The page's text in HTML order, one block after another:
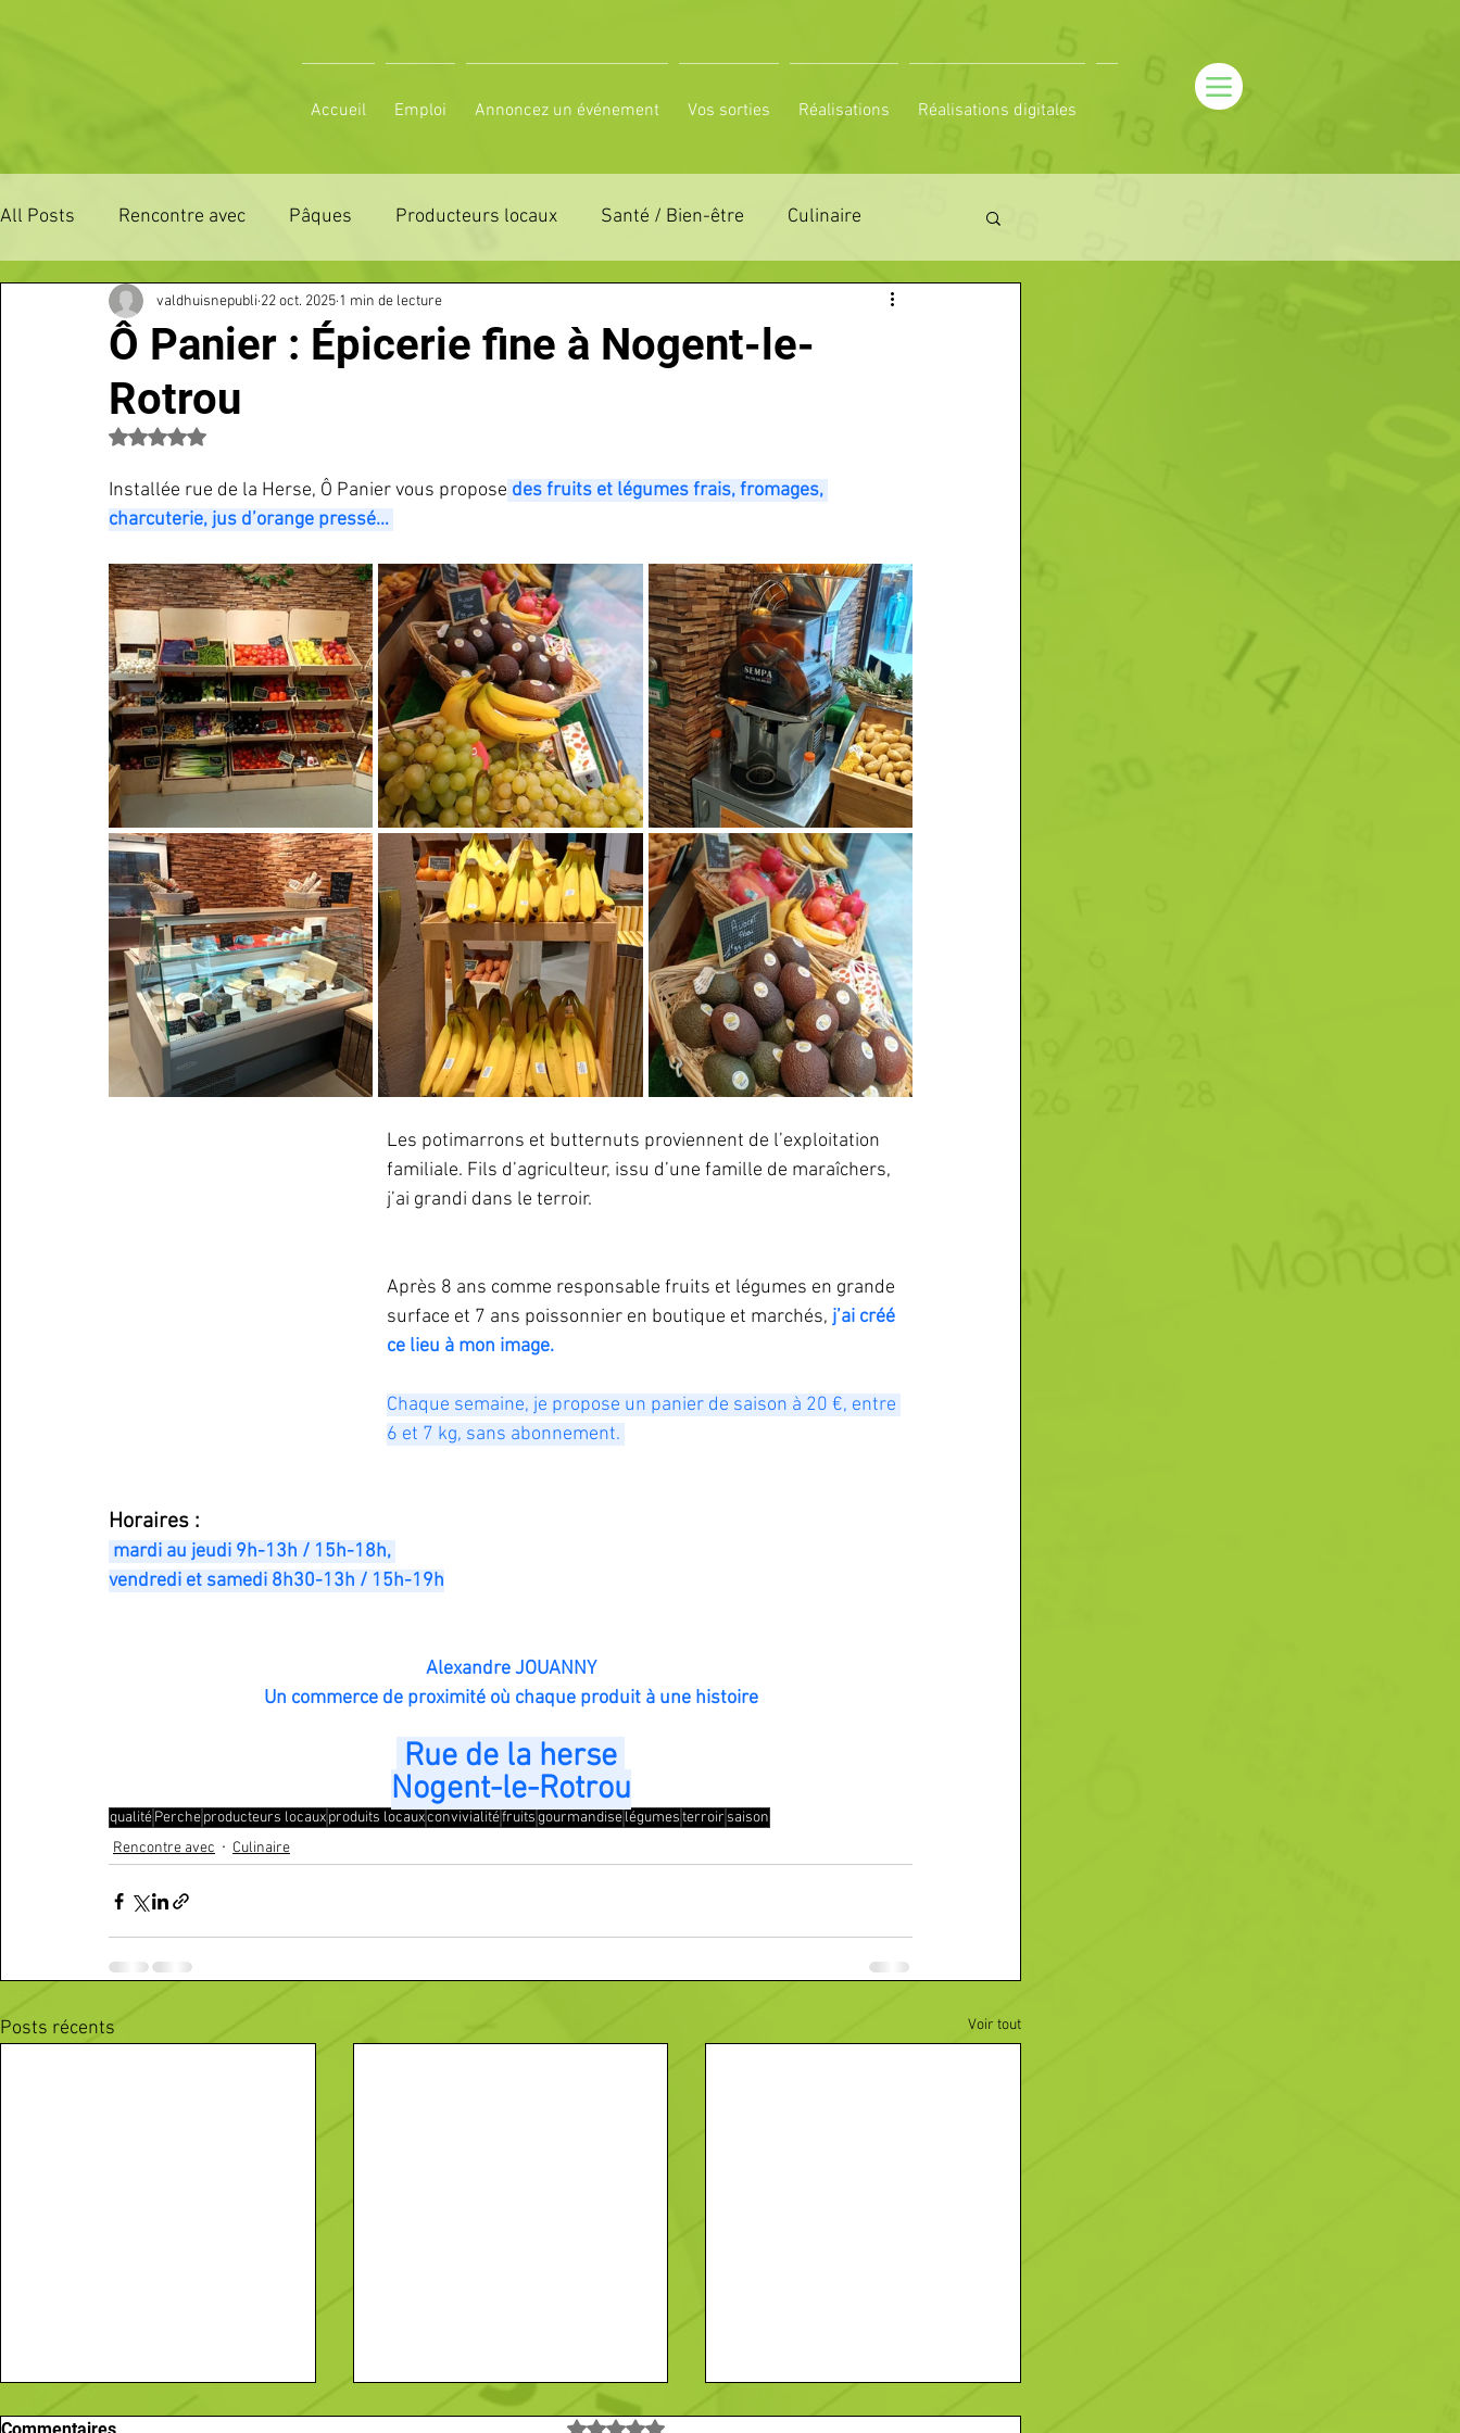
Accueil Emploi Annoncez un événement Vos sorties Réalisations Réalisations digitales
All Posts Rencontre avec Pâques Producteurs locaux Santé / Bien-être Culinaire
ZONE DE DISTRIBUTION 28 ZONE DE DISTRIBUTION 61
3 JOURS LA FERTE COMICE AGRICOLE
VOS SORTIES Maison PETITES ANNONCES
Ô Panier : Épicerie fine à Nogent-le-
Rotrou
valdhuisnepubli 22 oct. 2025 1 min de lecture
Noté NaN étoiles sur 5.
Installée rue de la Herse, Ô Panier vous propose des fruits et légumes frais, fromages,
charcuterie, jus d’orange pressé…
Les potimarrons et butternuts proviennent de l’exploitation
familiale. Fils d’agriculteur, issu d’une famille de maraîchers,
j’ai grandi dans le terroir.
Après 8 ans comme responsable fruits et légumes en grande
surface et 7 ans poissonnier en boutique et marchés, j’ai créé
ce lieu à mon image.
Chaque semaine, je propose un panier de saison à 20 €, entre
6 et 7 kg, sans abonnement.
Horaires :
mardi au jeudi 9h-13h / 15h-18h,
vendredi et samedi 8h30-13h / 15h-19h
Alexandre JOUANNY
Un commerce de proximité où chaque produit à une histoire
Rue de la herse
Nogent-le-Rotrou
qualitéPercheproducteurs locauxproduits locauxconvivialitéfruitsgourmandiselégumesterroir saison
Rencontre avec
Culinaire
Posts récents Voir tout